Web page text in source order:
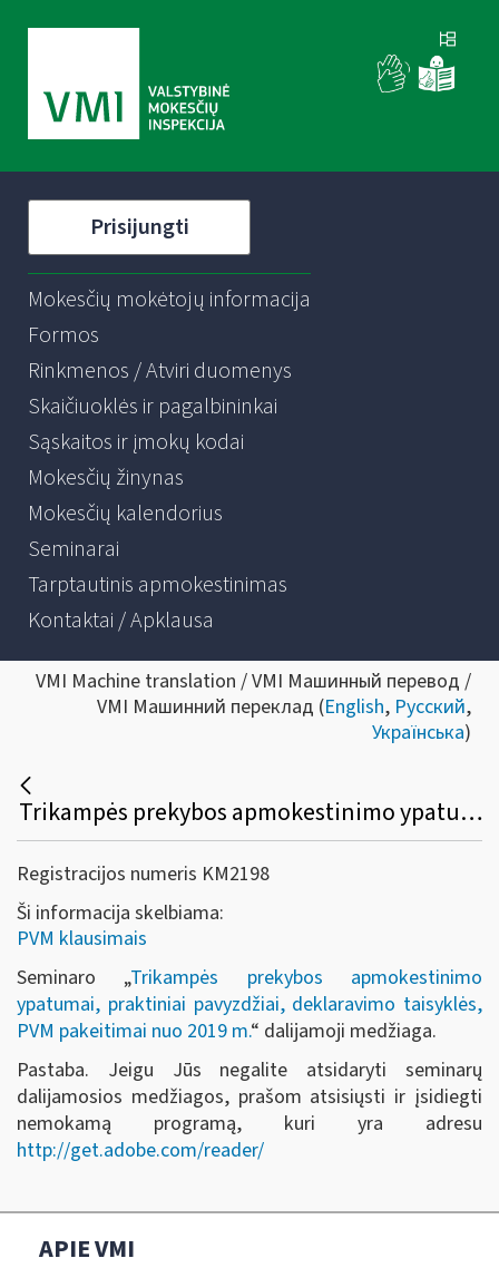
Prisijungti
Mokesčių mokėtojų informacija
Formos
Rinkmenos / Atviri duomenys
Skaičiuoklės ir pagalbininkai
Sąskaitos ir įmokų kodai
Mokesčių žinynas
Mokesčių kalendorius
Seminarai
Tarptautinis apmokestinimas
Kontaktai / Apklausa
VMI Machine translation / VMI Машинный перевод /
VMI Машинний переклад (English, Русский,
Українська)
Trikampės prekybos apmokestinimo ypatumai, praktiniai pavyzdžiai, deklaravimo taisyklės, PVM pakeitimai nuo 2019 m.
Registracijos numeris KM2198
Ši informacija skelbiama:
PVM klausimais
Seminaro „Trikampės prekybos apmokestinimo
ypatumai, praktiniai pavyzdžiai, deklaravimo taisyklės,
PVM pakeitimai nuo 2019 m.“ dalijamoji medžiaga.
Pastaba. Jeigu Jūs negalite atsidaryti seminarų
dalijamosios medžiagos, prašom atsisiųsti ir įsidiegti
nemokamą programą, kuri yra adresu
http://get.adobe.com/reader/
APIE VMI